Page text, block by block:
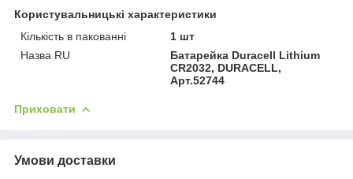
Користувальницькі характеристики
Кількість в пакованні
1 шт
Назва RU
Батарейка Duracell Lithium
CR2032, DURACELL,
Арт.52744
Приховати
Умови доставки